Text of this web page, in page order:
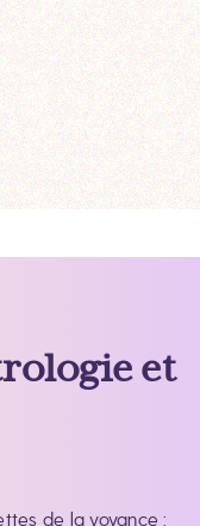
et
de la voyance :